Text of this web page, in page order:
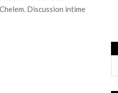
Discussion intime